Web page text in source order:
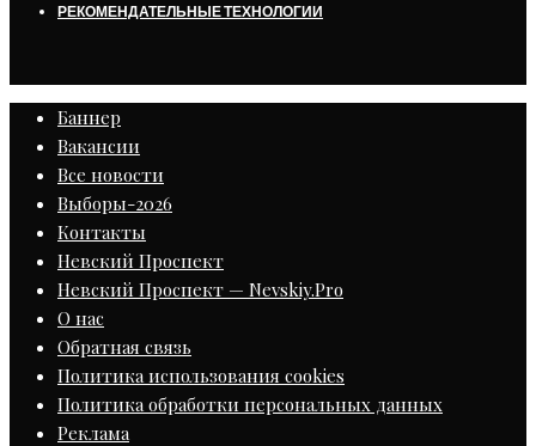
РЕКОМЕНДАТЕЛЬНЫЕ ТЕХНОЛОГИИ
Баннер
Вакансии
Все новости
Выборы-2026
Контакты
Невский Проспект
Невский Проспект — Nevskiy.Pro
О нас
Обратная связь
Политика использования cookies
Политика обработки персональных данных
Реклама